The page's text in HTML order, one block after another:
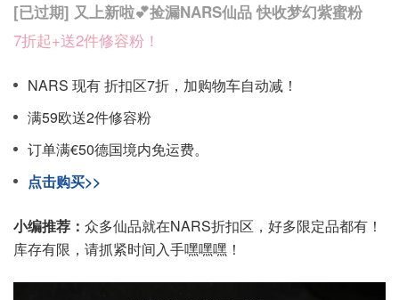
[已过期] 又上新啦💕捡漏NARS仙品 快收梦幻紫蜜粉
7折起+送2件修容粉！
NARS 现有 折扣区7折，加购物车自动减！
满59欧送2件修容粉
订单满€50德国境内免运费。
点击购买>>
小编推荐： 众多仙品就在NARS折扣区，好多限定品都有！
库存有限，请抓紧时间入手嘿嘿嘿！